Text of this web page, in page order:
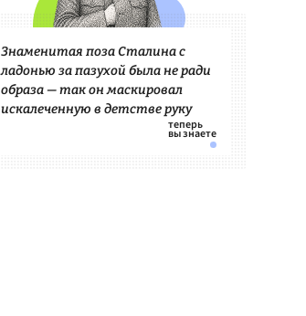
Знаменитая поза Сталина с
ладонью за пазухой была не ради
образа — так он маскировал
искалеченную в детстве руку